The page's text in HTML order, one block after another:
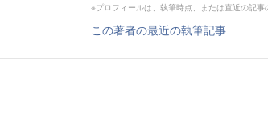
※プロフィールは、執筆時点、または直近の記
この著者の最近の執筆記事